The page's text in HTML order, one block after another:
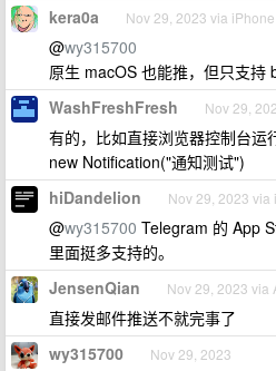
kera0a Nov 29, 2023 via iPhone
@wy315700
原生 macOS 也能推，但只支持
WashFreshFresh Nov 29,
有的，比如直接浏览器控制台运
new Notification("通知测试")
hiDandelion Nov 29, 2023 via
@wy315700 Telegram 的 App
里面挺多支持的。
JensenQian Nov 29, 2023 via
直接发邮件推送不就完事了
wy315700 Nov 29, 2023